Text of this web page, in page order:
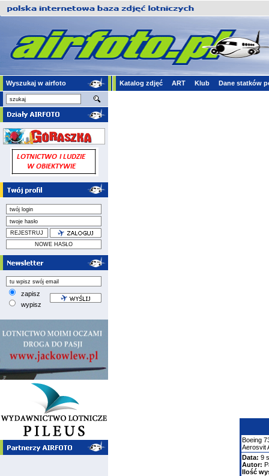
Wyszukaj w airfoto Katalog zdjęć ART Klub Dane statków
zapisz
wypisz
Boeing
Aerosvit
Data: 9
Autor:
Ilość